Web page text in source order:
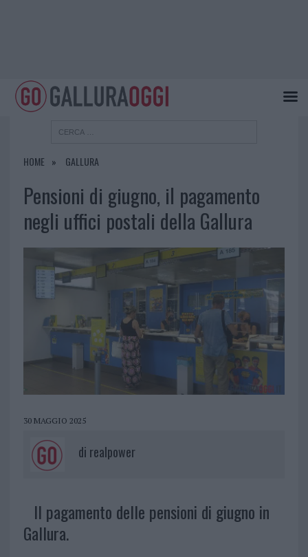
HOME GALLURA
Pensioni di giugno, il pagamento
negli uffici postali della Gallura
30 MAGGIO 2025
di realpower
Il pagamento delle pensioni di giugno in
Gallura.